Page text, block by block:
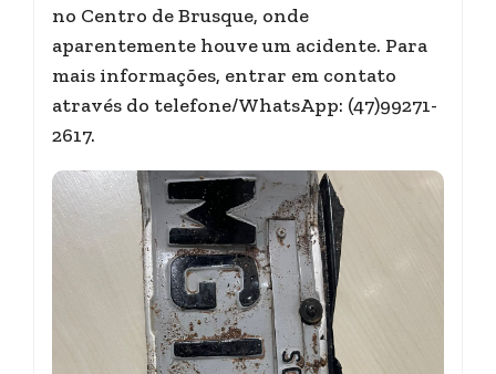
no Centro de Brusque, onde
aparentemente houve um acidente. Para
mais informações, entrar em contato
através do telefone/WhatsApp: (47)99271-
2617.